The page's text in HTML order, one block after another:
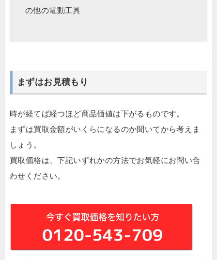
の他の電動工具
まずはお見積もり
時が経てば経つほど商品価値は下がるものです。
まずは買取金額がいくらになるのか聞いてから考えま
しょう。
買取価格は、下記いずれかの方法でお気軽にお問い合
わせください。